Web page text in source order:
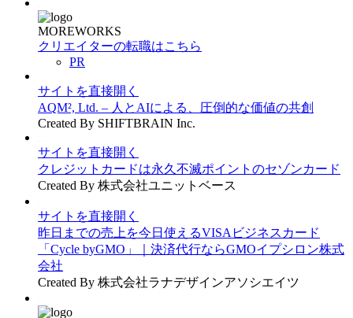
MOREWORKS
クリエイターの転職はこちら
PR
サイトを直接開く
AQM², Ltd. – 人とAIによる、圧倒的な価値の共創
Created By SHIFTBRAIN Inc.
サイトを直接開く
クレジットカードは永久不滅ポイントのセゾンカード
Created By 株式会社ユニットベース
サイトを直接開く
昨日までの売上を今日使えるVISAビジネスカード
「Cycle byGMO」｜決済代行ならGMOイプシロン株式
会社
Created By 株式会社ラナデザインアソシエイツ